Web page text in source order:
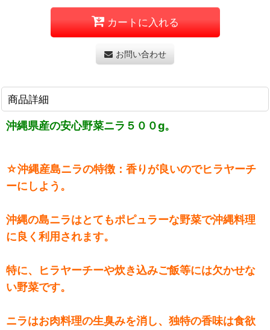
カートに入れる
お問い合わせ
商品詳細
沖縄県産の安心野菜ニラ５００g。
☆沖縄産島ニラの特徴：香りが良いのでヒラヤーチ
ーにしよう。
沖縄の島ニラはとてもポピュラーな野菜で沖縄料理
に良く利用されます。
特に、ヒラヤーチーや炊き込みご飯等には欠かせな
い野菜です。
ニラはお肉料理の生臭みを消し、独特の香味は食欲